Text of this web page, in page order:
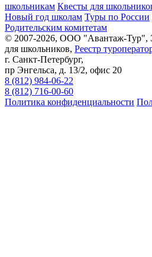
школьникам Квесты для
Новый год школам Туры по России
Родительским комитетам
© 2007-2026, ООО "Авантаж-Тур",
для школьников, Реестр
г. Санкт-Петербург,
пр Энгельса, д. 13/2, офис 20
8 (812) 984-06-22
8 (812) 716-00-60
Политика конфиденциальности